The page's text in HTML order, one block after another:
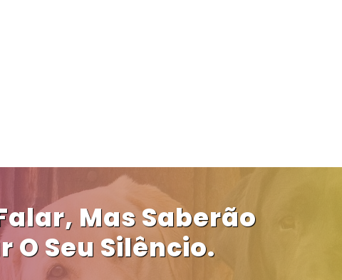
Mas Saberão
Seu Silêncio.